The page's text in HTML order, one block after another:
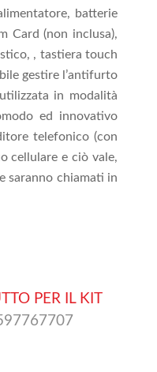
batterie
Card (non inclusa),
, tastiera touch
gestire l’antifurto
in modalità
ed innovativo
telefonico (con
cellulare e ciò vale,
saranno chiamati in
PER IL KIT